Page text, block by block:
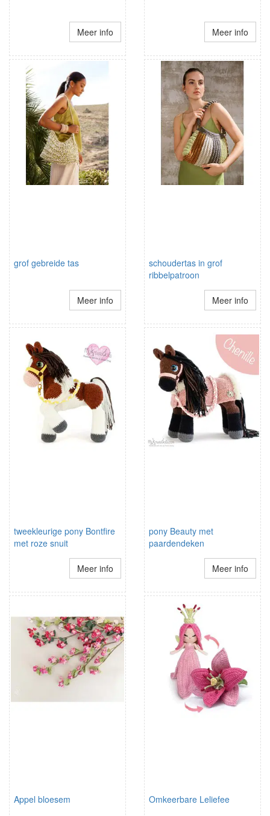
Meer info Meer info
grof gebreide tas
Meer info
schoudertas in grof
ribbelpatroon
Meer info
tweekleurige pony Bontfire
met roze snuit
Meer info
pony Beauty met
paardendeken
Meer info
Appel bloesem Omkeerbare Leliefee